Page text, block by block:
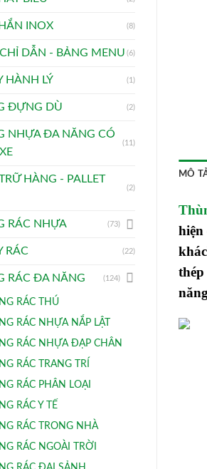
INOX (8)
DẪN - BẢNG MENU (6)
HÀNH LÝ (1)
ĐỰNG DÙ (2)
NHỰA ĐA NĂNG CÓ
(11)
HÀNG - PALLET
(2)
RÁC NHỰA (73)
RÁC (22)
RÁC ĐA NĂNG (124)
RÁC THÚ
RÁC NHỰA NẮP LẬT
RÁC NHỰA ĐẠP CHÂN
RÁC TRANG TRÍ
RÁC PHÂN LOẠI
RÁC Y TẾ
RÁC TRONG NHÀ
RÁC NGOÀI TRỜI
MÔ
hiện